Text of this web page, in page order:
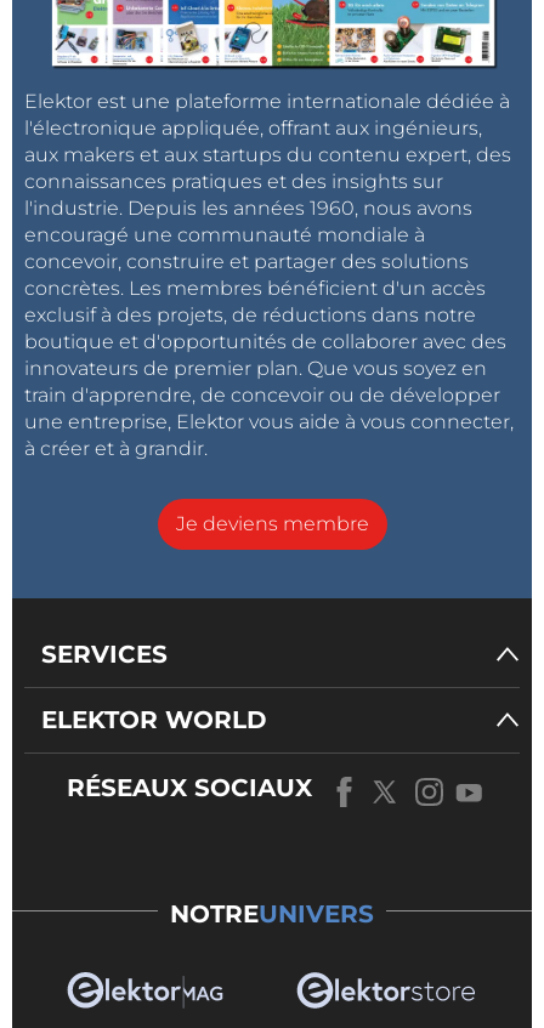
Elektor est une plateforme internationale dédiée à
l'électronique appliquée, offrant aux ingénieurs,
aux makers et aux startups du contenu expert, des
connaissances pratiques et des insights sur
l'industrie. Depuis les années 1960, nous avons
encouragé une communauté mondiale à
concevoir, construire et partager des solutions
concrètes. Les membres bénéficient d'un accès
exclusif à des projets, de réductions dans notre
boutique et d'opportunités de collaborer avec des
innovateurs de premier plan. Que vous soyez en
train d'apprendre, de concevoir ou de développer
une entreprise, Elektor vous aide à vous connecter,
à créer et à grandir.
Je deviens membre
SERVICES
ELEKTOR WORLD
RÉSEAUX SOCIAUX
NOTREUNIVERS